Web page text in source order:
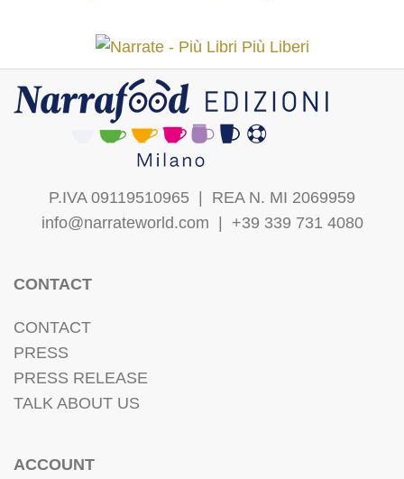
P.IVA 09119510965 | REA N. MI 2069959
info@narrateworld.com
| +39 339 731 4080
CONTACT
CONTACT
PRESS
PRESS RELEASE
TALK ABOUT US
ACCOUNT